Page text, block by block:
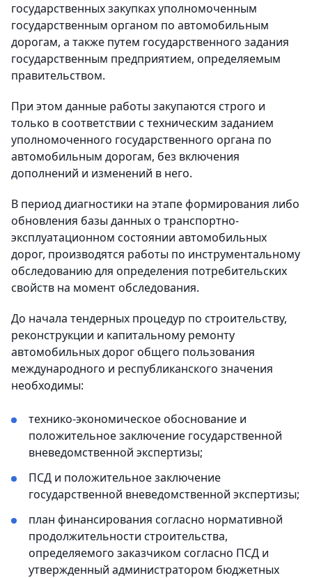
государственных закупках уполномоченным
государственным органом по автомобильным
дорогам, а также путем государственного задания
государственным предприятием, определяемым
правительством.
При этом данные работы закупаются строго и
только в соответствии с техническим заданием
уполномоченного государственного органа по
автомобильным дорогам, без включения
дополнений и изменений в него.
В период диагностики на этапе формирования либо
обновления базы данных о транспортно-
эксплуатационном состоянии автомобильных
дорог, производятся работы по инструментальному
обследованию для определения потребительских
свойств на момент обследования.
До начала тендерных процедур по строительству,
реконструкции и капитальному ремонту
автомобильных дорог общего пользования
международного и республиканского значения
необходимы:
технико-экономическое обоснование и
положительное заключение государственной
вневедомственной экспертизы;
ПСД и положительное заключение
государственной вневедомственной экспертизы;
план финансирования согласно нормативной
продолжительности строительства,
определяемого заказчиком согласно ПСД и
утвержденный администратором бюджетных